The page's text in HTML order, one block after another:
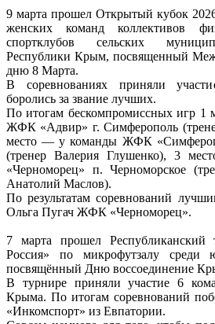
9 марта прошел Открытый кубок
женских команд коллективов
спортклубов сельских
Республики Крым, посвященный
дню 8 Марта.
В соревнованиях приняли
боролись за звание лучших.
По итогам бескомпромиссных игр 1
ЖФК «Адвир» г. Симферополь
место — у команды ЖФК
(тренер Валерия Глушенко), 3
«Черноморец» п. Черноморское
Анатолий Маслов).
По результатам соревнований
Ольга Пугач ЖФК «Черноморец».
7 марта прошел
Россия» по микрофутзалу среди
посвящённый Дню воссоединение
В турнире приняли участие 6
Крыма. По итогам соревнований
«Инкомспорт» из Евпатории.